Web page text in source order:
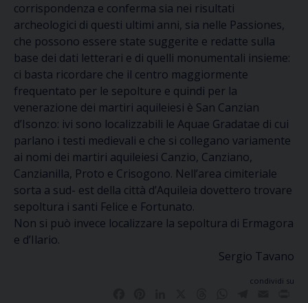
corrispondenza e conferma sia nei risultati
archeologici di questi ultimi anni, sia nelle Passiones,
che possono essere state suggerite e redatte sulla
base dei dati letterari e di quelli monumentali insieme:
ci basta ricordare che il centro maggiormente
frequentato per le sepolture e quindi per la
venerazione dei martiri aquileiesi è San Canzian
d’Isonzo: ivi sono localizzabili le Aquae Gradatae di cui
parlano i testi medievali e che si collegano variamente
ai nomi dei martiri aquileiesi Canzio, Canziano,
Canzianilla, Proto e Crisogono. Nell’area cimiteriale
sorta a sud- est della città d’Aquileia dovettero trovare
sepoltura i santi Felice e Fortunato.
Non si può invece localizzare la sepoltura di Ermagora
e d’Ilario.
Sergio Tavano
condividi su